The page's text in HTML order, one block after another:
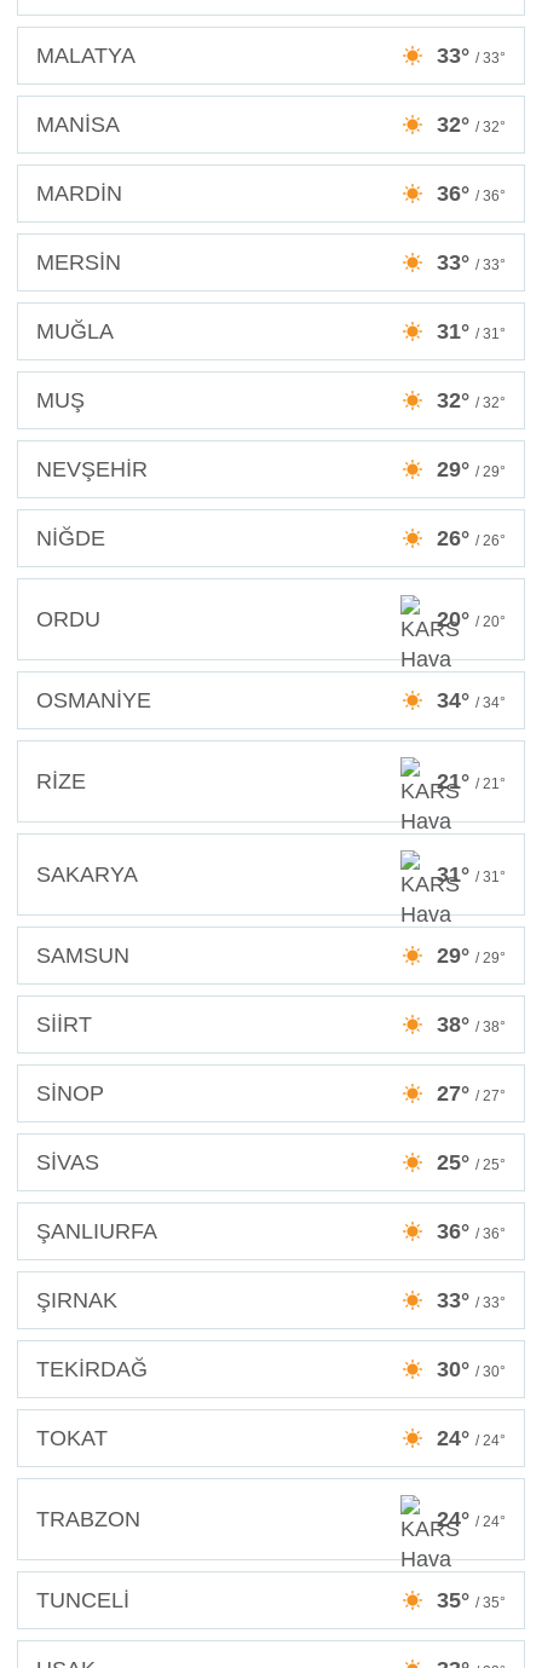
MALATYA 33° / 33°
MANİSA 32° / 32°
MARDİN 36° / 36°
MERSİN 33° / 33°
MUĞLA 31° / 31°
MUŞ 32° / 32°
NEVŞEHİR 29° / 29°
NİĞDE 26° / 26°
ORDU 20° / 20°
OSMANİYE 34° / 34°
RİZE 21° / 21°
SAKARYA 31° / 31°
SAMSUN 29° / 29°
SİİRT 38° / 38°
SİNOP 27° / 27°
SİVAS 25° / 25°
ŞANLIURFA 36° / 36°
ŞIRNAK 33° / 33°
TEKİRDAĞ 30° / 30°
TOKAT 24° / 24°
TRABZON 24° / 24°
TUNCELİ 35° / 35°